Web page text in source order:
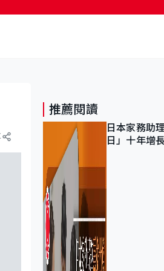
推薦閱讀
日本家務助
日」十年增